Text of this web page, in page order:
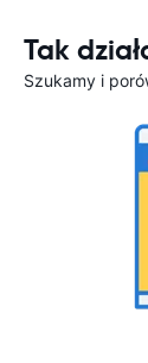
Tak
Szukamy i